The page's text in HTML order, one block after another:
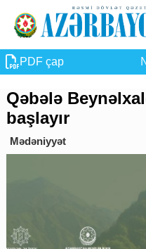
PDF çap
Qəbələ
başlayır
Mədəniyyət